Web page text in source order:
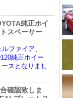
純正ホイ
スペーサー
ファイア、
純正ホイー
スとなりまし
確認致しま